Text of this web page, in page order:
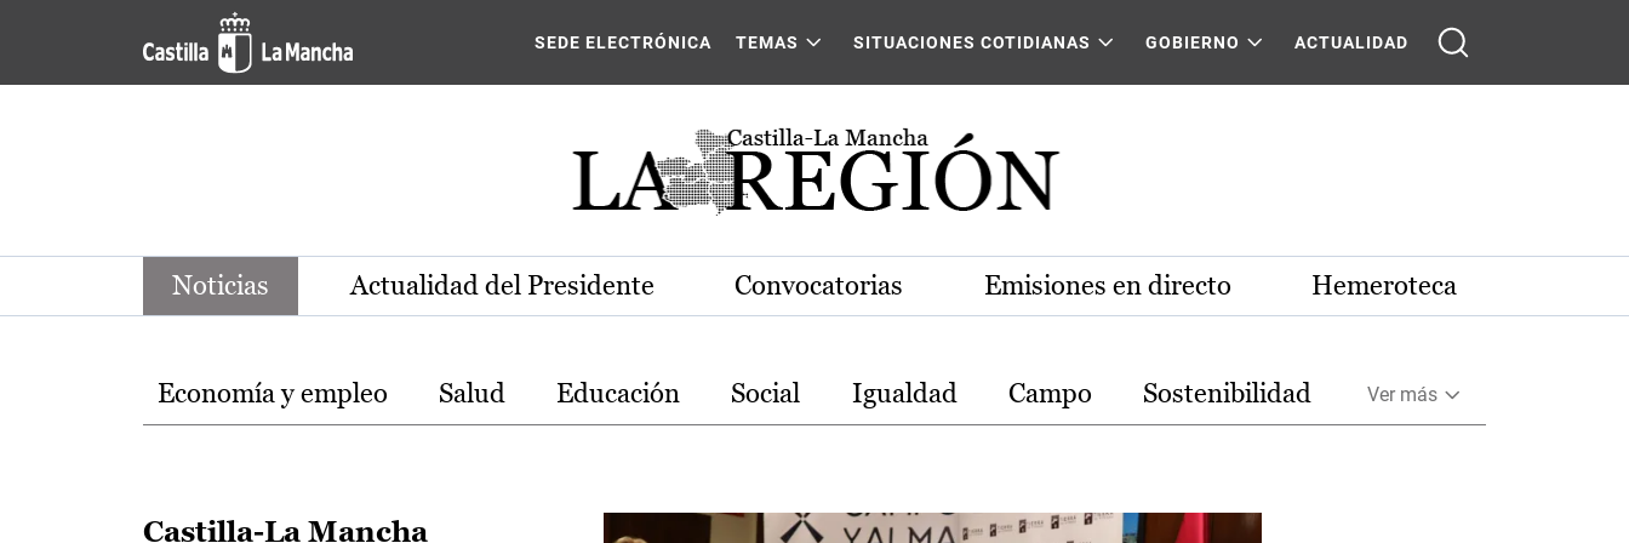
Pasar al contenido principal
Noticias de la región de Castilla-La Mancha
SEDE ELECTRÓNICA TEMAS SITUACIONES COTIDIANAS GOBIERNO ACTUALIDAD
Noticias Actualidad del Presidente Convocatorias Emisiones en directo Hemeroteca
Temas
Economía y empleo Salud Educación Social Igualdad Campo Sostenibilidad Ver más
Castilla-La Mancha